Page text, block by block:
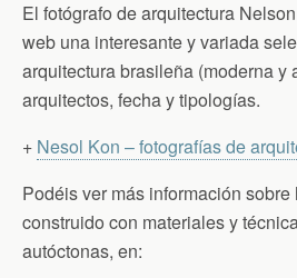
El fotógrafo de arquitectura
web una interesante y variada
arquitectura brasileña (moderna y
arquitectos, fecha y tipologías.
+ Nesol Kon – fotografías de
Podéis ver más información sobre
construido con materiales y
autóctonas, en: